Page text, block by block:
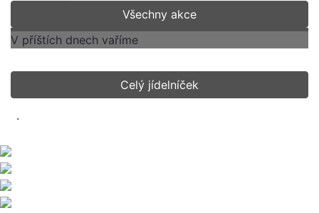
Všechny akce
V příštích dnech vaříme
Celý jídelníček
.